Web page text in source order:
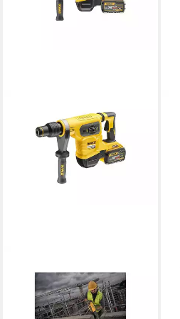
Akku-Kombibohrhammer
Flexvolt SDS-max, 54 V, max.
540 U/min, (Set, 5-tlg), mit 6,1